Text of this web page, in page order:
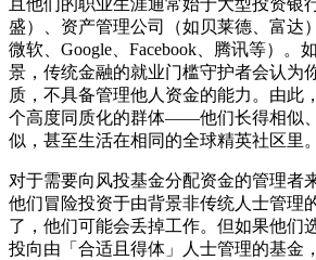
且他们的职业生涯通常始于大型投资银
盛）、资产管理公司（如贝莱德、富达
微软、Google、Facebook、腾讯等）。
景，传统金融的就业门槛守护者会认为
质，不具备管理他人资金的能力。由此
个高度同质化的群体——他们长得相似
似，甚至生活在相同的全球精英社区里。
对于需要向风投基金分配资金的管理者
他们冒险投资于由背景非传统人士管理
了，他们可能会丢掉工作。但如果他们
投向由「合适且得体」人士管理的基金